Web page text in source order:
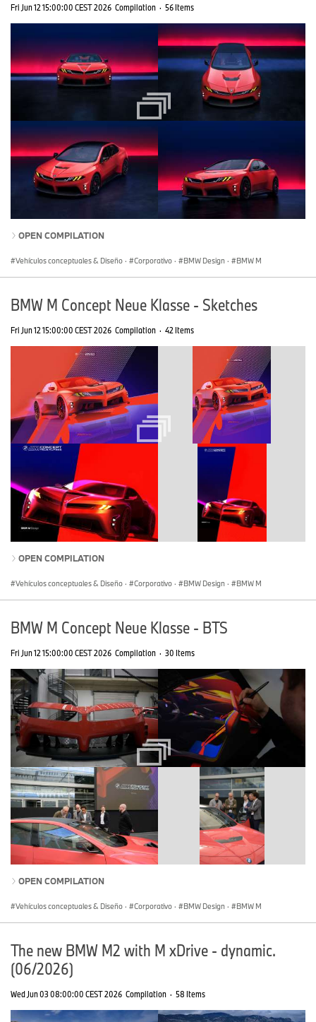
Fri Jun 12 15:00:00 CEST 2026 Compilation · 56 Items
OPEN COMPILATION
Vehículos conceptuales & Diseño · Corporativo · BMW Design · BMW M
BMW M Concept Neue Klasse - Sketches
Fri Jun 12 15:00:00 CEST 2026 Compilation · 42 Items
OPEN COMPILATION
Vehículos conceptuales & Diseño · Corporativo · BMW Design · BMW M
BMW M Concept Neue Klasse - BTS
Fri Jun 12 15:00:00 CEST 2026 Compilation · 30 Items
OPEN COMPILATION
Vehículos conceptuales & Diseño · Corporativo · BMW Design · BMW M
The new BMW M2 with M xDrive - dynamic.
(06/2026)
Wed Jun 03 08:00:00 CEST 2026 Compilation · 58 Items